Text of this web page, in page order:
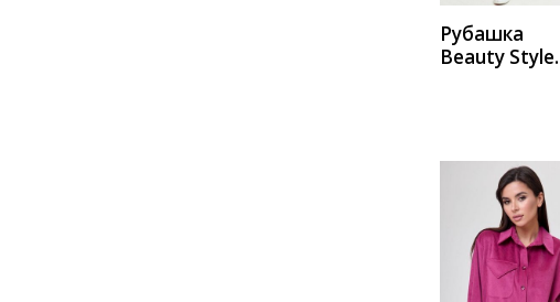
Рубашка
Beauty Style